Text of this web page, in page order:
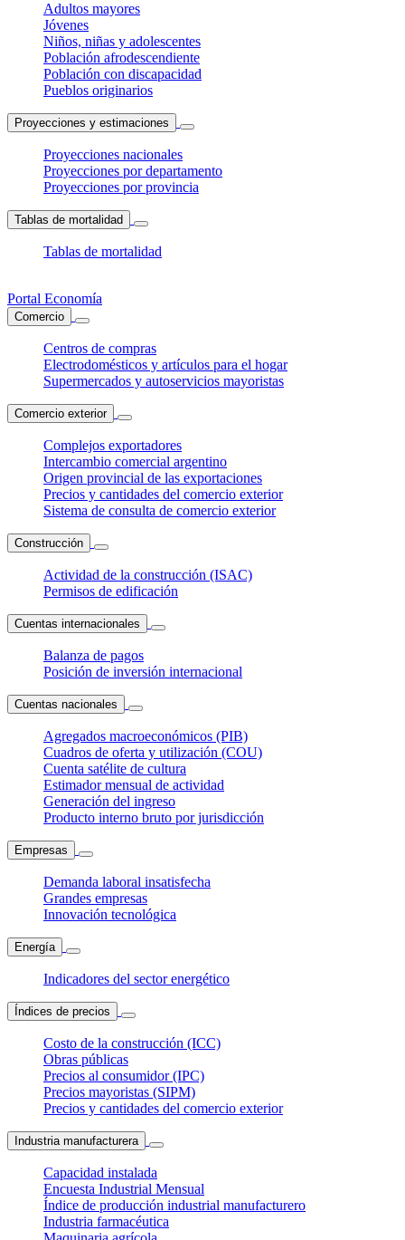
Adultos mayores
Jóvenes
Niños, niñas y adolescentes
Población afrodescendiente
Población con discapacidad
Pueblos originarios
Proyecciones y estimaciones
Proyecciones nacionales
Proyecciones por departamento
Proyecciones por provincia
Tablas de mortalidad
Tablas de mortalidad
Portal Economía
Comercio
Centros de compras
Electrodomésticos y artículos para el hogar
Supermercados y autoservicios mayoristas
Comercio exterior
Complejos exportadores
Intercambio comercial argentino
Origen provincial de las exportaciones
Precios y cantidades del comercio exterior
Sistema de consulta de comercio exterior
Construcción
Actividad de la construcción (ISAC)
Permisos de edificación
Cuentas internacionales
Balanza de pagos
Posición de inversión internacional
Cuentas nacionales
Agregados macroeconómicos (PIB)
Cuadros de oferta y utilización (COU)
Cuenta satélite de cultura
Estimador mensual de actividad
Generación del ingreso
Producto interno bruto por jurisdicción
Empresas
Demanda laboral insatisfecha
Grandes empresas
Innovación tecnológica
Energía
Indicadores del sector energético
Índices de precios
Costo de la construcción (ICC)
Obras públicas
Precios al consumidor (IPC)
Precios mayoristas (SIPM)
Precios y cantidades del comercio exterior
Industria manufacturera
Capacidad instalada
Encuesta Industrial Mensual
Índice de producción industrial manufacturero
Industria farmacéutica